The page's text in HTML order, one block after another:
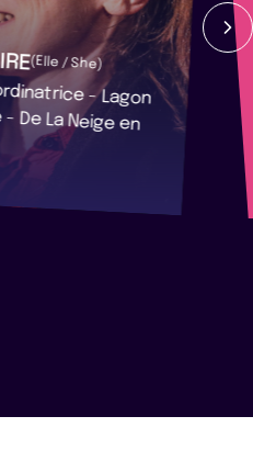
(Elle / She)
- Lagon
- De La Neige en